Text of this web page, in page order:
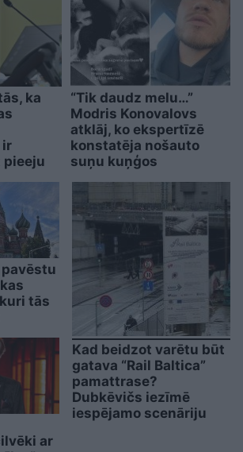
ka
ir
pieeju
“Tik daudz melu…”
Modris Konovalovs
atklāj, ko ekspertīzē
konstatēja nošauto
suņu kuņģos
tās
ar
Kad beidzot varētu būt
gatava “Rail Baltica”
pamattrase?
Dubkēvičs iezīmē
iespējamo scenāriju